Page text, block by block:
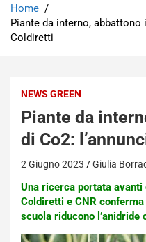
Home
Piante da interno, abbattono
Coldiretti
NEWS GREEN
Piante da
di Co2:
2 Giugno 2023 Giulia
Una ricerca portata
Coldiretti e CNR
scuola riducono l’anidride